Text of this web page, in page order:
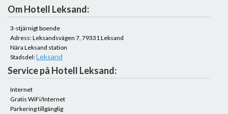
Om Hotell Leksand:
3-stjärnigt boende
Adress: Leksandsvägen 7, 79331 Leksand
Nära Leksand station
Stadsdel:Leksand
Service på Hotell Leksand:
Internet
Gratis WiFi/Internet
Parkering tillgänglig